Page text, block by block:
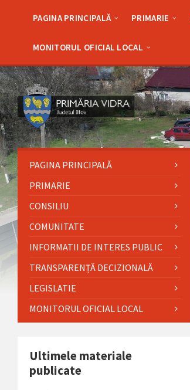
PAGINA PRINCIPALĂ PRIMARIE
MONITORUL OFICIAL LOCAL
PAGINA PRINCIPALĂ
PRIMARIE
CONSILIU
COMUNITATE
INFORMATII DE INTERES PUBLIC
TRANSPARENȚĂ DECIZIONALĂ
LEGISLATIE
MONITORUL OFICIAL LOCAL
Ultimele materiale
publicate